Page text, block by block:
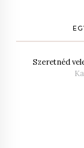
Szeretnéd